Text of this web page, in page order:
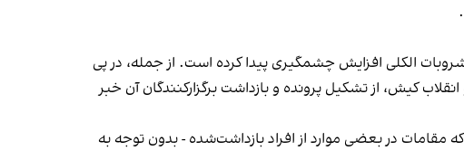
الکلی افزایش چشمگیری پیدا کرده است. از جمله، در پی
کیش، از تشکیل پرونده و بازداشت برگزارکنندگان آن خبر
مقامات در بعضی موارد از افراد بازداشت‌‌شده - بدون توجه به